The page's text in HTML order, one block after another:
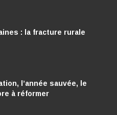
: la fracture rurale
l’année sauvée, le
à réformer